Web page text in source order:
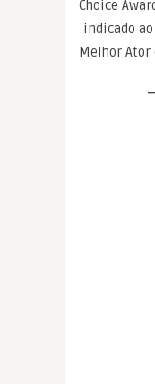
Choice
indicado
Melhor Ator